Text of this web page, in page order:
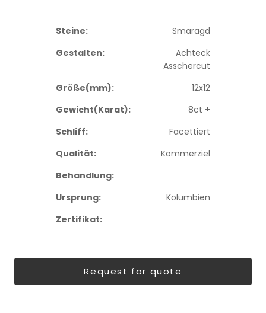
Steine:
Smaragd
Gestalten:
Achteck
Asschercut
Größe(mm):
12x12
Gewicht(Karat):
8ct +
Schliff:
Facettiert
Qualität:
Kommerziel
Behandlung:
Ursprung:
Kolumbien
Zertifikat:
Request for quote